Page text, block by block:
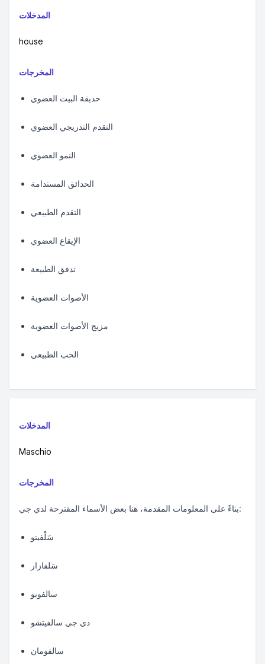
المدخلات
house
المخرجات
حديقة البيت العضوي
التقدم التدريجي العضوي
النمو العضوي
الحدائق المستدامة
التقدم الطبيعي
الإيقاع العضوي
تدفق الطبيعة
الأصوات العضوية
مزيج الأصوات العضوية
الحب الطبيعي
المدخلات
Maschio
المخرجات
بناءً على المعلومات المقدمة، هنا بعض الأسماء المقترحة لدي جي:
سَلْفيتو
سَلفازار
سالفوبو
دي جي سالفيتشو
سالفومان